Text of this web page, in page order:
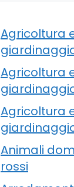
Agricoltura
Agricoltura
Agricoltura
Animali
rossi